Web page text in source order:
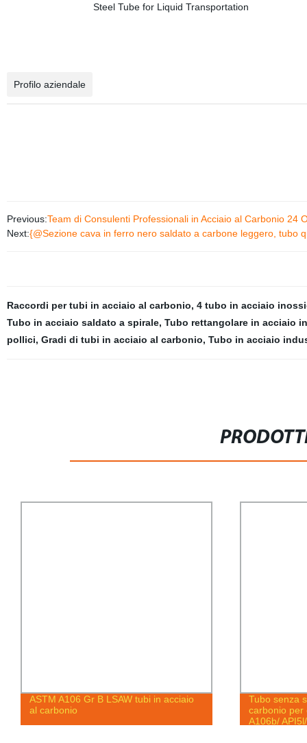
Profilo aziendale
Previous:Team di Consulenti Professionali in Acciaio al Carbonio 24
Next:{@Sezione cava in ferro nero saldato a carbone leggero, tubo
Raccordi per tubi in acciaio al carbonio, 4 tubo in acciaio
Tubo in acciaio saldato a spirale, Tubo rettangolare in acciaio
pollici, Gradi di tubi in acciaio al carbonio, Tubo in acciaio
ASTM A106 Gr B LSAW tubi in acciaio
al carbonio
Tubo senza
carbonio per
A106b/